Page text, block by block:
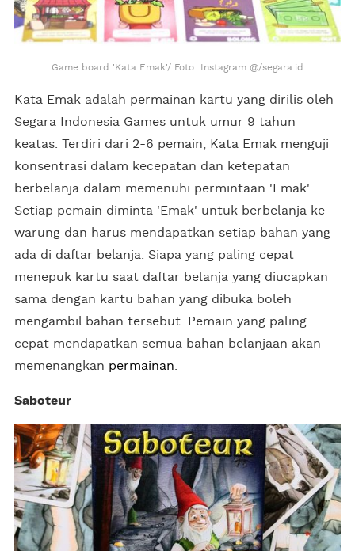
Game board 'Kata Emak'/ Foto: Instagram @/segara.id
Kata Emak adalah permainan kartu yang dirilis oleh
Segara Indonesia Games untuk umur 9 tahun
keatas. Terdiri dari 2-6 pemain, Kata Emak menguji
konsentrasi dalam kecepatan dan ketepatan
berbelanja dalam memenuhi permintaan 'Emak'.
Setiap pemain diminta 'Emak' untuk berbelanja ke
warung dan harus mendapatkan setiap bahan yang
ada di daftar belanja. Siapa yang paling cepat
menepuk kartu saat daftar belanja yang diucapkan
sama dengan kartu bahan yang dibuka boleh
mengambil bahan tersebut. Pemain yang paling
cepat mendapatkan semua bahan belanjaan akan
memenangkan permainan
Saboteur